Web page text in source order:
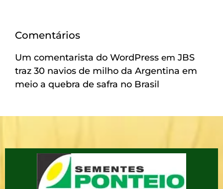
Comentários
Um comentarista do WordPress em JBS
traz 30 navios de milho da Argentina em
meio a quebra de safra no Brasil